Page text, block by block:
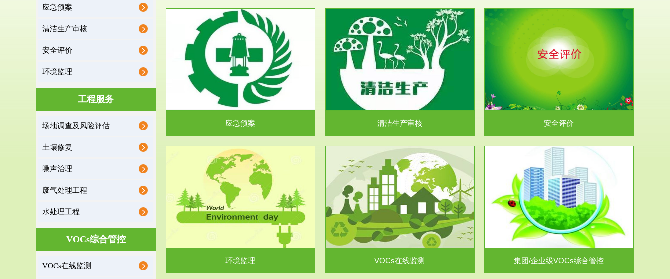
应急预案
清洁生产审核
安全评价
环境监理
工程服务
场地调查及风险评估
土壤修复
噪声治理
废气处理工程
水处理工程
VOCs综合管控
VOCs在线监测
业事业单位应当按照...
应急预案
服务范围
清洁生产审核
根据《中华人民共和国清洁生产促进法》、《清
洁生产审核暂行办法...
清洁生产审核
服务范围
安全评价
安全评价安全评价目的是查找、分析和预测工
程、系统、生产经营活...
安全评价
收监管的重要辅助...
环境监理
服务范围
VOCs在线监测
根据《重点区域大气污染防治“十二五”规划》有
机废气净化率达...
VOCs在线监测
服务范围
集团/企业级VOCs综合管控
进行VOCs管控，首先就要找到排放的源头，并
监测估算出排放量。企业...
集团/企业级VOCs综合管控